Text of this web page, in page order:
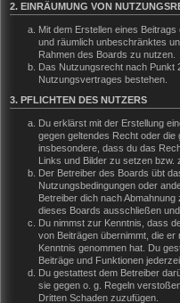
2. EINRÄUMUNG VON
Mit dem Erstellen eines
und räumlich unbeschränktes
Rahmen des Boards zu nutzen.
Das Nutzungsrecht nach Punkt
Nutzungsvertrages bestehen.
3. PFLICHTEN DES NUTZERS
Du erklärst mit der Erstellung
gegen geltendes Recht oder
insbesondere, dass du das
Links und Bilder zu setzen bzw.
Der Betreiber des Boards übt
Nutzungsbedingungen oder
Betreiber dich nach
dieses Boards ausschließen
Du nimmst zur Kenntnis, dass
von Beiträgen übernimmt, die
Kenntnis genommen hat. Du
Beiträge und Funktionen
Du gestattest dem Betreiber
sie gegen o. g. Regeln
Dritten Schaden zuzufügen.